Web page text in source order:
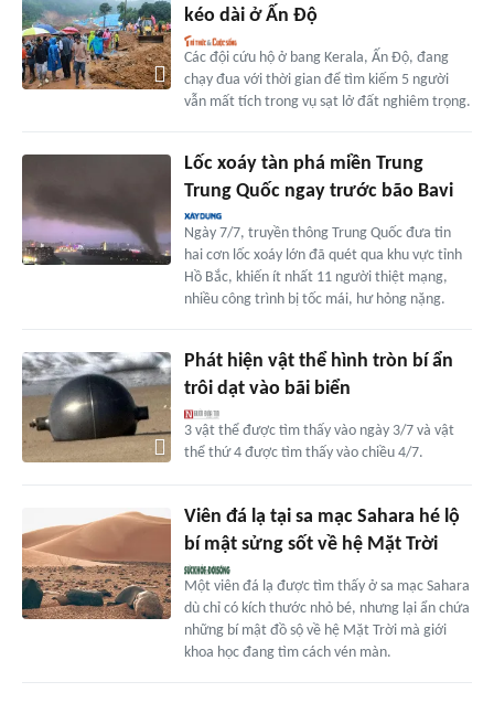
kéo dài ở Ấn Độ
Các đội cứu hộ ở bang Kerala, Ấn Độ, đang
chạy đua với thời gian để tìm kiếm 5 người
vẫn mất tích trong vụ sạt lở đất nghiêm trọng.
Lốc xoáy tàn phá miền Trung
Trung Quốc ngay trước bão Bavi
Ngày 7/7, truyền thông Trung Quốc đưa tin
hai cơn lốc xoáy lớn đã quét qua khu vực tỉnh
Hồ Bắc, khiến ít nhất 11 người thiệt mạng,
nhiều công trình bị tốc mái, hư hỏng nặng.
Phát hiện vật thể hình tròn bí ẩn
trôi dạt vào bãi biển
3 vật thể được tìm thấy vào ngày 3/7 và vật
thể thứ 4 được tìm thấy vào chiều 4/7.
Viên đá lạ tại sa mạc Sahara hé lộ
bí mật sửng sốt về hệ Mặt Trời
Một viên đá lạ được tìm thấy ở sa mạc Sahara
dù chỉ có kích thước nhỏ bé, nhưng lại ẩn chứa
những bí mật đồ sộ về hệ Mặt Trời mà giới
khoa học đang tìm cách vén màn.